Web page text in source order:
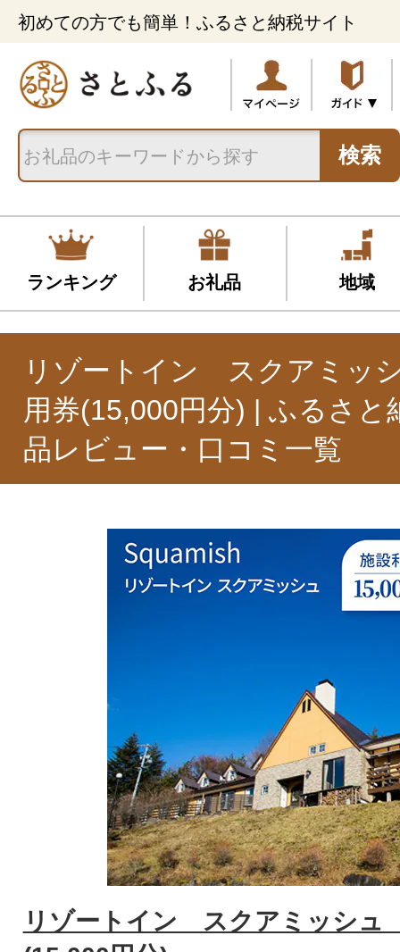
初めての方でも簡単！ふるさと納税サイト
検索
ランキング お礼品 地域
リゾートイン スクアミッ
用券(15,000円分) | ふるさと
品レビュー・口コミ一覧
リゾートイン スクアミッシュ